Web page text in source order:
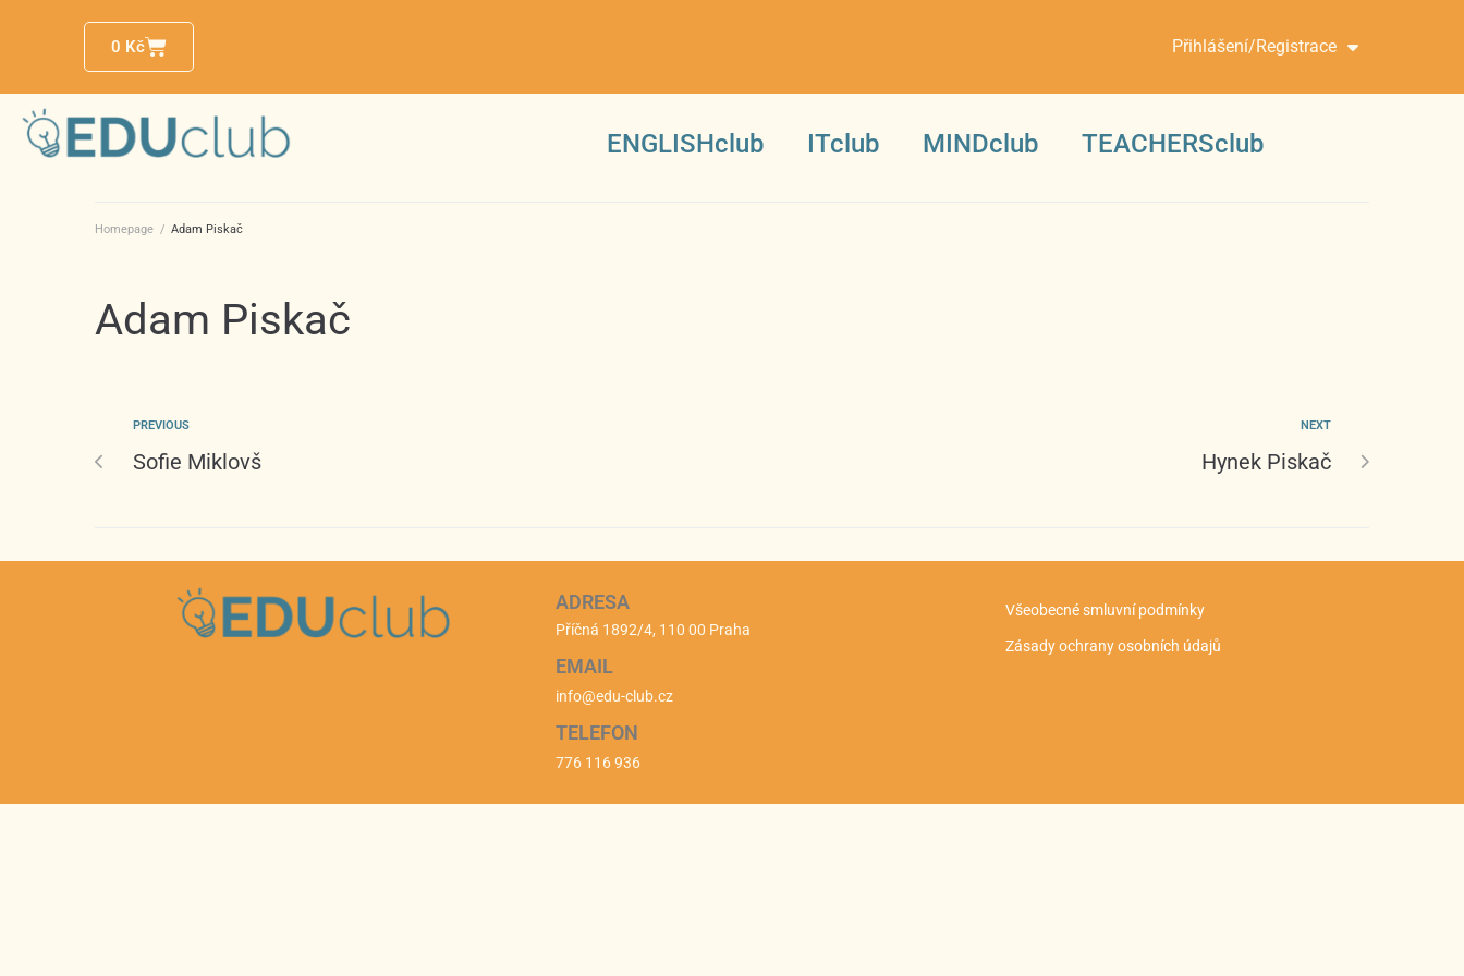
0 Kč Přihlášení/Registrace
ENGLISHclub ITclub MINDclub TEACHERSclub
Homepage / Adam Piskač
Adam Piskač
PREVIOUS
Sofie Miklovš
NEXT
Hynek Piskač
ADRESA
Příčná 1892/4, 110 00 Praha
EMAIL
info@edu-club.cz
TELEFON
776 116 936
Všeobecné smluvní podmínky
Zásady ochrany osobních údajů